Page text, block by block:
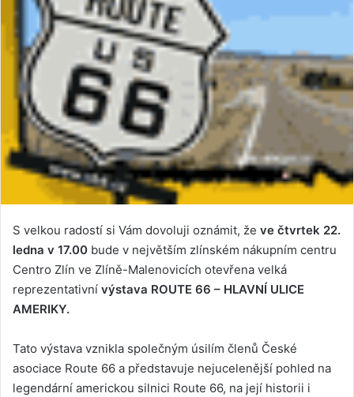
S velkou radostí si Vám dovoluji oznámit, že ve čtvrtek 22.
ledna v 17.00 bude v největším zlínském nákupním centru
Centro Zlín ve Zlíně-Malenovicích otevřena velká
reprezentativní výstava ROUTE 66 – HLAVNÍ ULICE
AMERIKY.
Tato výstava vznikla společným úsilím členů České
asociace Route 66 a představuje nejucelenější pohled na
legendární americkou silnici Route 66, na její historii i